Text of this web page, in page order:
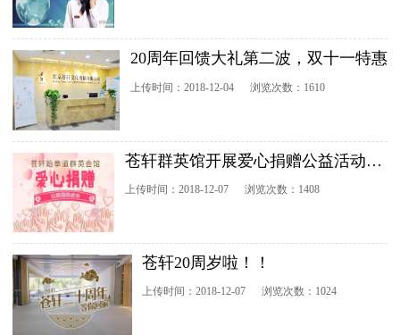
20周年回馈大礼第二波，双十一特惠
上传时间：2018-12-04 浏览次数：1610
苍轩群英馆开展爱心捐赠公益活动，我们一起携手让世界充满爱~~
上传时间：2018-12-07 浏览次数：1408
苍轩20周岁啦！！
上传时间：2018-12-07 浏览次数：1024